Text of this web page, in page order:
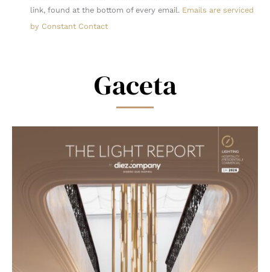
Please
leave
link, found at the bottom of every email. Emails are serviced
by Constant Contact
Gaceta